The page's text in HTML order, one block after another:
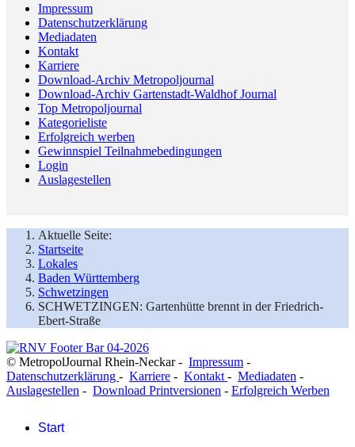
Impressum
Datenschutzerklärung
Mediadaten
Kontakt
Karriere
Download-Archiv Metropoljournal
Download-Archiv Gartenstadt-Waldhof Journal
Top Metropoljournal
Kategorieliste
Erfolgreich werben
Gewinnspiel Teilnahmebedingungen
Login
Auslagestellen
Aktuelle Seite:
Startseite
Lokales
Baden Württemberg
Schwetzingen
SCHWETZINGEN: Gartenhütte brennt in der Friedrich-
Ebert-Straße
© MetropolJournal Rhein-Neckar - Impressum -
Datenschutzerklärung - Karriere - Kontakt - Mediadaten -
Auslagestellen - Download Printversionen - Erfolgreich Werben
Start